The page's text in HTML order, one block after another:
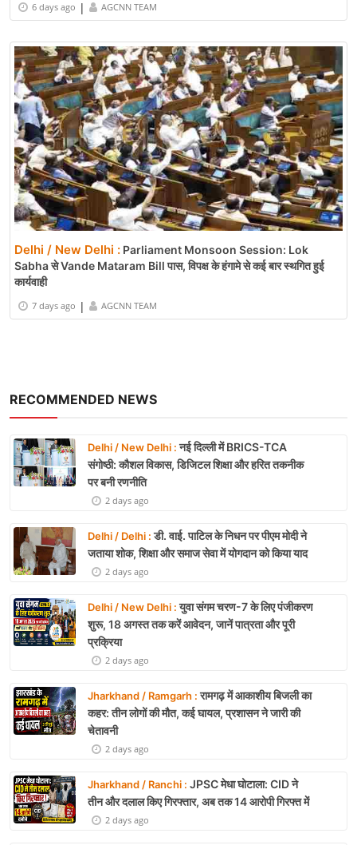
RECOMMENDED NEWS
Delhi / New Delhi :नई दिल्ली में BRICS-TCA
संगोष्ठी: कौशल विकास, डिजिटल शिक्षा और हरित तकनीक
पर बनी रणनीति
2 days ago
Delhi / Delhi :डी. वाई. पाटिल के निधन पर पीएम मोदी ने
जताया शोक, शिक्षा और समाज सेवा में योगदान को किया याद
2 days ago
Delhi / New Delhi :युवा संगम चरण-7 के लिए पंजीकरण
शुरू, 18 अगस्त तक करें आवेदन, जानें पात्रता और पूरी
प्रक्रिया
2 days ago
Jharkhand / Ramgarh :रामगढ़ में आकाशीय बिजली का
कहर: तीन लोगों की मौत, कई घायल, प्रशासन ने जारी की
चेतावनी
2 days ago
Jharkhand / Ranchi : JPSC मेधा घोटाला: CID ने
तीन और दलाल किए गिरफ्तार, अब तक 14 आरोपी गिरफ्त में
2 days ago
6 days ago | AGCNN TEAM
Delhi / New Delhi : Parliament Monsoon Session: Lok
Sabha से Vande Mataram Bill पास, विपक्ष के हंगामे से कई बार स्थगित हुई
कार्यवाही
7 days ago | AGCNN TEAM